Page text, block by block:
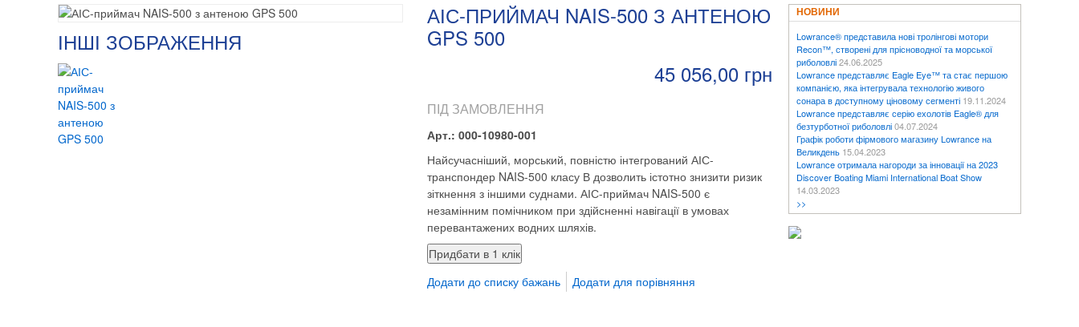
ІНШІ ЗОБРАЖЕННЯ
АІС-ПРИЙМАЧ NAIS-500 З АНТЕНОЮ
GPS 500
45 056,00 грн
ПІД ЗАМОВЛЕННЯ
Арт.: 000-10980-001
Найсучасніший, морський, повністю інтегрований АІС-
транспондер NAIS-500 класу В дозволить істотно знизити ризик
зіткнення з іншими суднами. АІС-приймач NAIS-500 є
незамінним помічником при здійсненні навігації в умовах
перевантажених водних шляхів.
Додати до списку бажань Додати для порівняння
НОВИНИ
Lowrance® представила нові тролінгові мотори
Recon™, створені для прісноводної та морської
риболовлі24.06.2025
Lowrance представляє Eagle Eye™ та стає першою
компанією, яка інтегрувала технологію живого
сонара в доступному ціновому сегменті 19.11.2024
Lowrance представляє серію ехолотів Eagle® для
безтурботної риболовлі04.07.2024
Графік роботи фірмового магазину Lowrance на
Великдень 15.04.2023
Lowrance отримала нагороди за інновації на 2023
Discover Boating Miami International Boat Show
14.03.2023
>>